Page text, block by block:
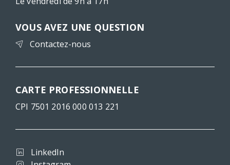
VOUS AVEZ UNE QUESTION
Contactez-nous
CARTE PROFESSIONNELLE
CPI 7501 2016 000 013 221
LinkedIn